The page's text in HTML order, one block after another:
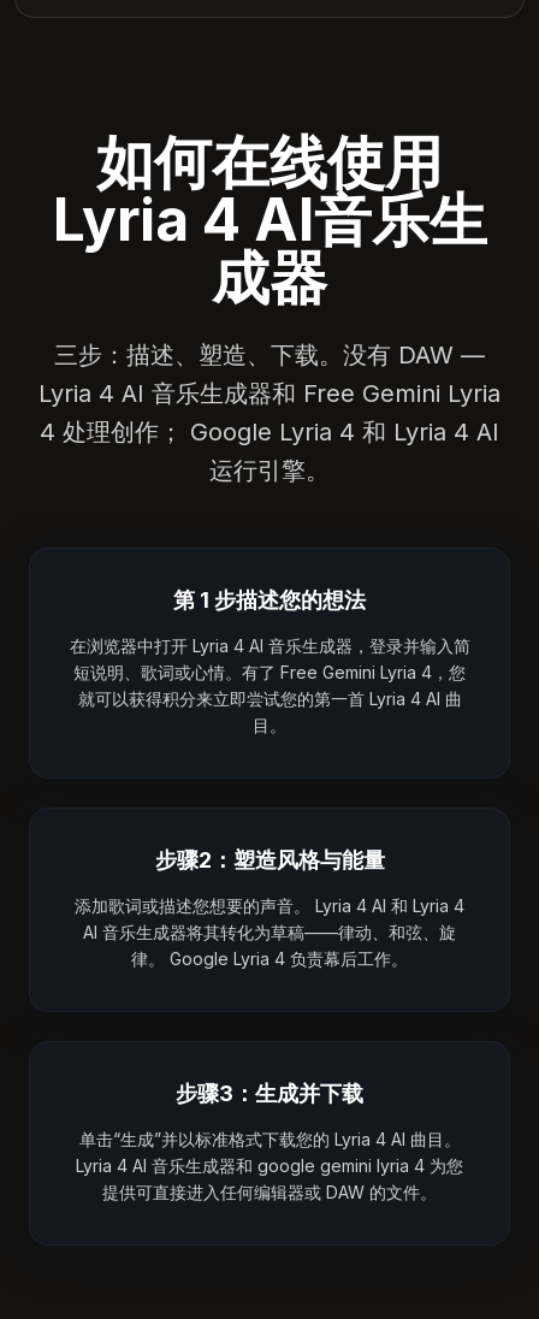
如何在线使用
Lyria 4 AI音乐生
成器
三步：描述、塑造、下载。没有 DAW —
Lyria 4 AI 音乐生成器和 Free Gemini Lyria
4 处理创作； Google Lyria 4 和 Lyria 4 AI
运行引擎。
第 1 步描述您的想法
在浏览器中打开 Lyria 4 AI 音乐生成器，登录并输入简
短说明、歌词或心情。有了 Free Gemini Lyria 4，您
就可以获得积分来立即尝试您的第一首 Lyria 4 AI 曲
目。
步骤2：塑造风格与能量
添加歌词或描述您想要的声音。 Lyria 4 AI 和 Lyria 4
AI 音乐生成器将其转化为草稿——律动、和弦、旋
律。 Google Lyria 4 负责幕后工作。
步骤3：生成并下载
单击“生成”并以标准格式下载您的 Lyria 4 AI 曲目。
Lyria 4 AI 音乐生成器和 google gemini lyria 4 为您
提供可直接进入任何编辑器或 DAW 的文件。